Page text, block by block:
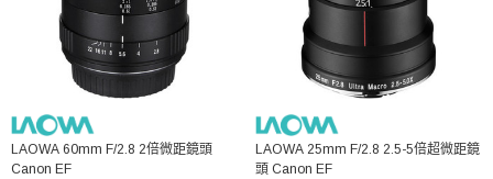
LAOWA 60mm F/2.8 2倍微距鏡頭
Canon EF
LAOWA 25mm F/2.8 2.5-5倍超微距鏡
頭 Canon EF